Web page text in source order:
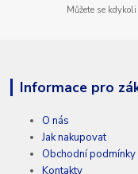
Můžete se
Informace pro
O nás
Jak nakupovat
Obchodní podmínky